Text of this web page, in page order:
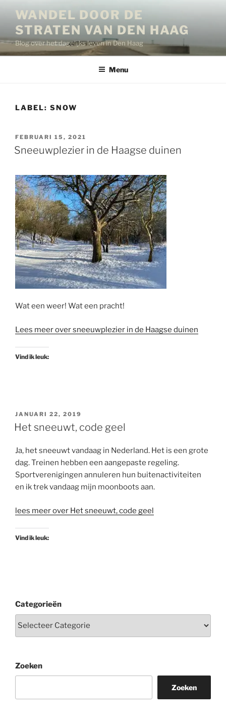
inhoud
WANDEL DOOR DE
STRATEN VAN DEN HAAG
Blog over het dagelijks leven in Den Haag
Menu
LABEL: SNOW
GEPLAATST
OP
FEBRUARI 15, 2021
Sneeuwplezier in de Haagse duinen
Wat een weer! Wat een pracht!
Lees meer over sneeuwplezier in de Haagse duinen
Vind ik leuk:
GEPLAATST
OP
JANUARI 22, 2019
Het sneeuwt, code geel
Ja, het sneeuwt vandaag in Nederland. Het is een grote
dag. Treinen hebben een aangepaste regeling.
Sportverenigingen annuleren hun buitenactiviteiten
en ik trek vandaag mijn moonboots aan.
lees meer over Het sneeuwt, code geel
Vind ik leuk:
Categorieën
Zoeken
Zoeken